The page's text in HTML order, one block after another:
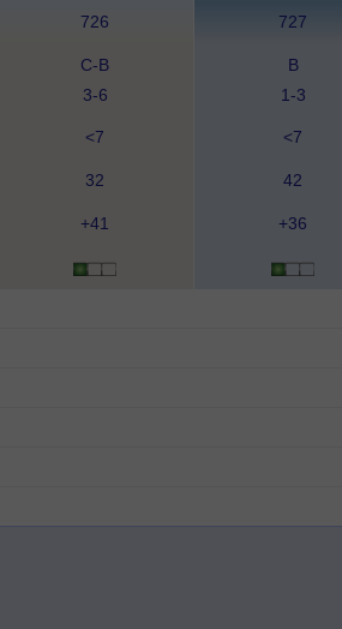
726 727
С-В
3-6
В
1-3
<7 <7
32 42
+41 +36